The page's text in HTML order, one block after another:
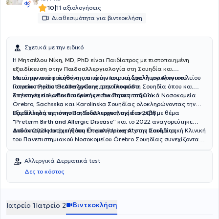
10|11 αξιολογήσεις
Διαθεσιμότητα για βιντεοκλήση
Σχετικά με την ειδικό
Η Μητσέλου Νίκη, MD, PhD είναι Παιδίατρος με πιστοποιημένη
εξειδίκευση στην Παιδοαλλεργιολογία στη Σουηδία και
επιστημονικά υπεύθυνη του πρότυπου παιδοαλλεργιολογικού
ιατρείουPediatricAllergyCareστηνΓλυφάδα.
Μετά την αποφοίτησή της από την Ιατρική Σχολή του Αριστοτελείου
Πανεπιστημίου Θεσσαλονίκης, μετοίκησε στη Σουηδία όπου και
απέκτησε τίτλοΠαιδιατρικήςειδικότητας το 2014.
Στη συνέχεια μετεκπαιδεύτηκε στα Πανεπιστημιακά Νοσοκομεία
Örebro, Sachsska και Karolinska Σουηδίας ολοκληρώνοντας την
εξειδίκευσή της στηνΠαιδοαλλεργιολογίατο 2018.
Παράλληλα εκπόνησε τη διδακτορική της διατριβή με θέμα
"Preterm Birth and Allergic Disease” και το 2022 αναγορεύτηκε
ΔιδάκτοραςΙατρικής του Örebro University της Σουηδίας.
Από το 2021 κατέχει θέση Επιμελήτριας Α'στην Παιδιατρική Κλινική
του Πανεπιστημιακού Νοσοκομείου Örebro Σουηδίας συνεχίζοντας
Αλλεργικά Δερματικά test
Δες το κόστος
Ιατρείο 1Ιατρείο 2 Βιντεοκλήση